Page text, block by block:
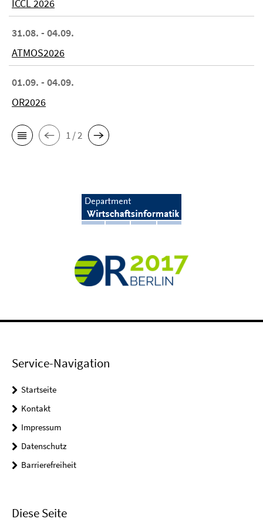
ICCL 2026
31.08. - 04.09.
ATMOS2026
01.09. - 04.09.
OR2026
1 / 2
Service-Navigation
Startseite
Kontakt
Impressum
Datenschutz
Barrierefreiheit
Diese Seite